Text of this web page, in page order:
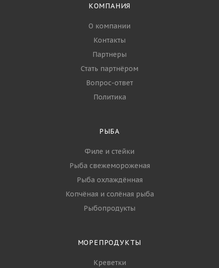
КОМПАНИЯ
О компании
Контакты
Партнеры
Стать партнёром
Вопрос-ответ
Политика
РЫБА
Филе и стейки
Рыба свежемороженая
Рыба охлаждённая
Копчёная и солёная рыба
Рыбопродукты
МОРЕПРОДУКТЫ
Креветки